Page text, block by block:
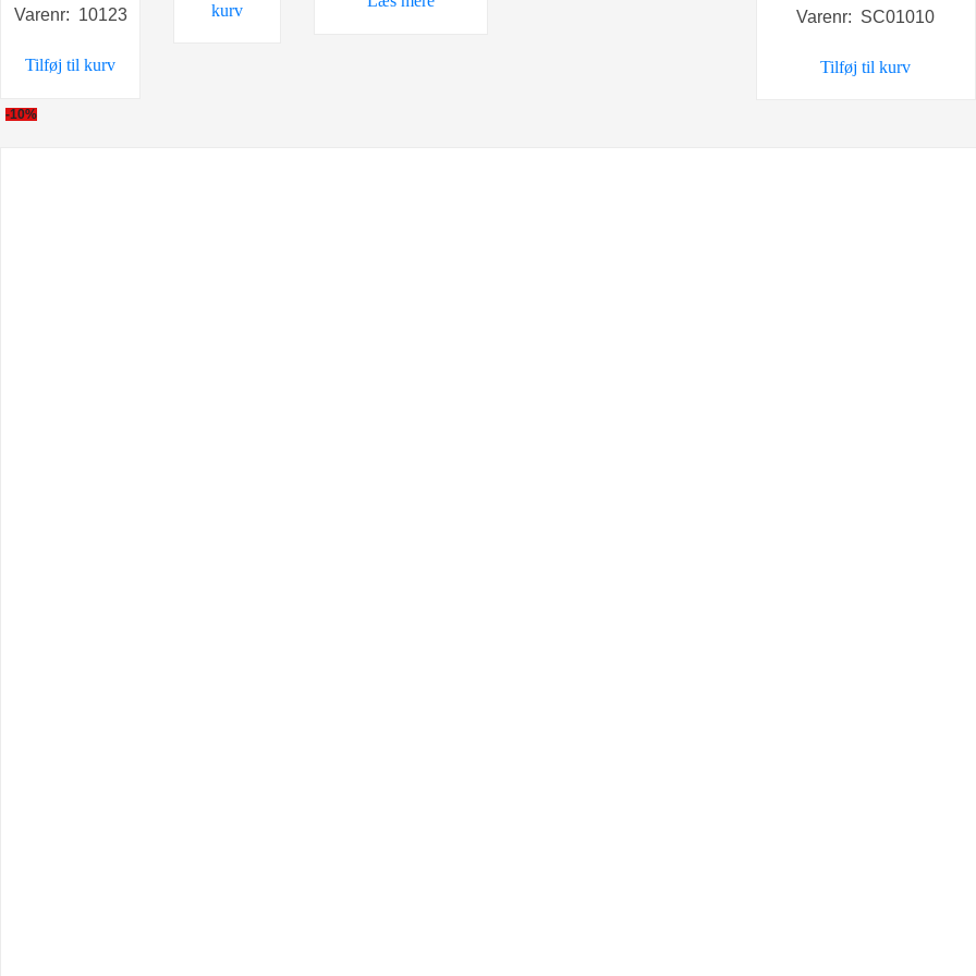
pris
39,00 kr..
Varenr: 10123
Tilføj til kurv
kurv
pris
249,00 kr..
Varenr: SC01010
Tilføj til kurv
-10%